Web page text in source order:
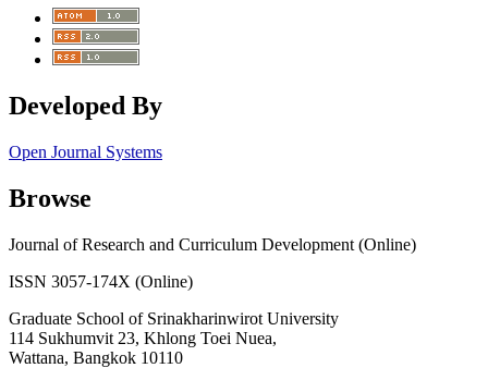
Developed By
Open Journal Systems
Browse
Journal of Research and Curriculum Development (Online)
ISSN 3057-174X (Online)
Graduate School of Srinakharinwirot University
114 Sukhumvit 23, Khlong Toei Nuea,
Wattana, Bangkok 10110